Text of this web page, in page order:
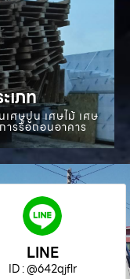
เภท
เศษปูน เศษไม้ เศษ
รรื้อถอนอาคาร
LINE
ID : @642qjflr